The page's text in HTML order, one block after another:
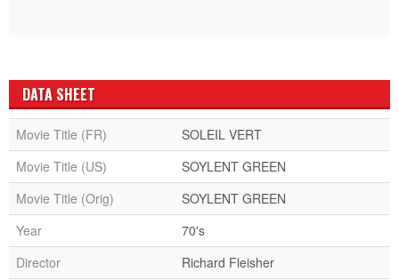
DATA SHEET
Movie Title (FR)
SOLEIL VERT
Movie Title (US)
SOYLENT GREEN
Movie Title (Orig)
SOYLENT GREEN
Year
70's
Director
Richard Fleisher